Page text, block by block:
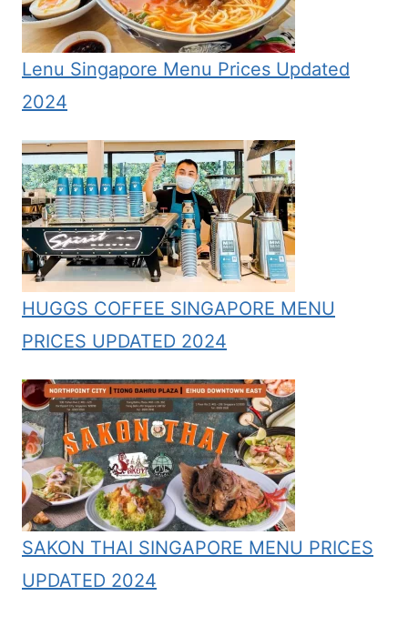
Lenu Singapore Menu Prices Updated
2024
HUGGS COFFEE SINGAPORE MENU
PRICES UPDATED 2024
SAKON THAI SINGAPORE MENU PRICES
UPDATED 2024